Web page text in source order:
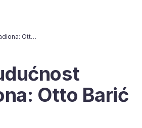
[VIDEO] Prošlost i budućnost maksimirskog stadiona: Otto Barić otkriva svoju viziju
Otto Barić